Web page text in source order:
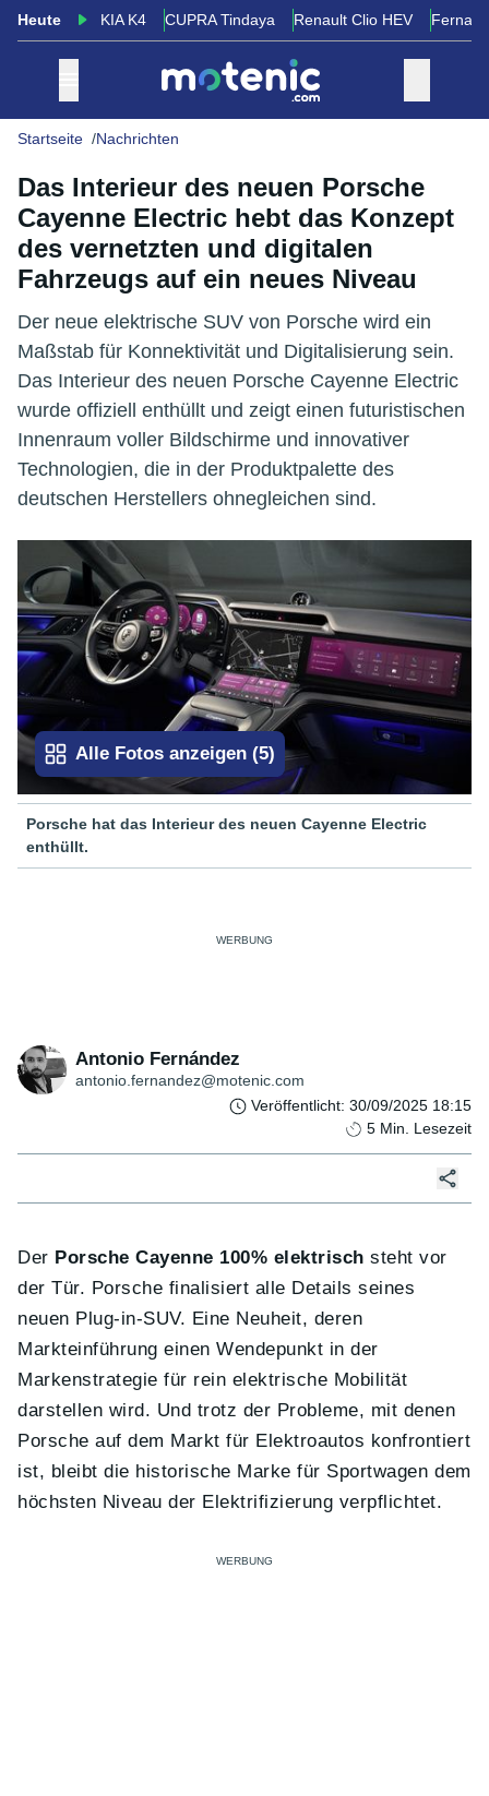
Heute KIA K4 CUPRA Tindaya Renault Clio HEV
Startseite Nachrichten
Das Interieur des neuen Porsche
Cayenne Electric hebt das Konzept
des vernetzten und digitalen
Fahrzeugs auf ein neues Niveau
Der neue elektrische SUV von Porsche wird ein
Maßstab für Konnektivität und Digitalisierung sein.
Das Interieur des neuen Porsche Cayenne Electric
wurde offiziell enthüllt und zeigt einen futuristischen
Innenraum voller Bildschirme und innovativer
Technologien, die in der Produktpalette des
deutschen Herstellers ohnegleichen sind.
Alle Fotos anzeigen (5)
Porsche hat das Interieur des neuen Cayenne Electric
enthüllt.
Antonio Fernández
antonio.fernandez@motenic.com
Veröffentlicht: 30/09/2025 18:15
5 Min. Lesezeit
Der Porsche Cayenne 100% elektrisch steht vor
der Tür. Porsche finalisiert alle Details seines
neuen Plug-in-SUV. Eine Neuheit, deren
Markteinführung einen Wendepunkt in der
Markenstrategie für rein elektrische Mobilität
darstellen wird. Und trotz der Probleme, mit denen
Porsche auf dem Markt für Elektroautos konfrontiert
ist, bleibt die historische Marke für Sportwagen dem
höchsten Niveau der Elektrifizierung verpflichtet.